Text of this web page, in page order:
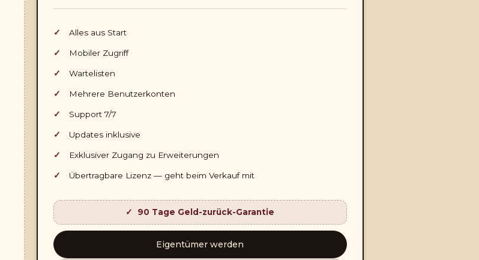
Alles aus Start
Mobiler Zugriff
Wartelisten
Mehrere Benutzerkonten
Support 7/7
Updates inklusive
Exklusiver Zugang zu Erweiterungen
Übertragbare Lizenz — geht beim Verkauf mit
90 Tage Geld-zurück-Garantie
Eigentümer werden